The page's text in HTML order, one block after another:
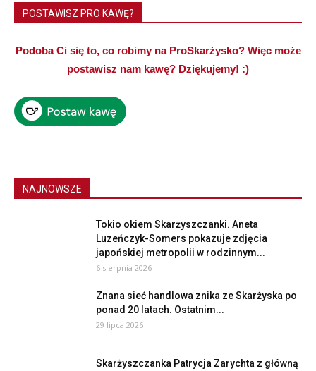
POSTAWISZ PRO KAWĘ?
Podoba Ci się to, co robimy na ProSkarżysko? Więc może
postawisz nam kawę? Dziękujemy! :)
NAJNOWSZE
Tokio okiem Skarżyszczanki. Aneta
Luzeńczyk-Somers pokazuje zdjęcia
japońskiej metropolii w rodzinnym...
6 sierpnia 2026
Znana sieć handlowa znika ze Skarżyska po
ponad 20 latach. Ostatnim...
29 lipca 2026
Skarżyszczanka Patrycja Zarychta z główną